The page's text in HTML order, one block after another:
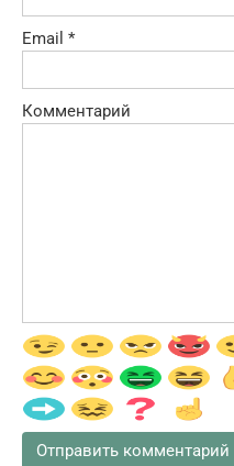
Email *
Комментарий